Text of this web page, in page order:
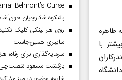
طاهره
با
باشکوه شکارچیان
روی هر لینکی کلیک
سایبری همین‌جاست
سرمایه‌گذاری برای رفاه؛
بازگشت مسعود شصت‌چی